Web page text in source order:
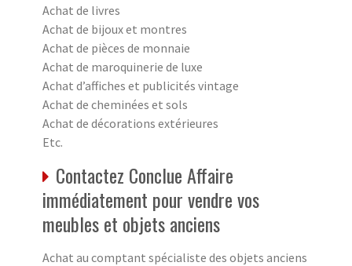
Achat de livres
Achat de bijoux et montres
Achat de pièces de monnaie
Achat de maroquinerie de luxe
Achat d’affiches et publicités vintage
Achat de cheminées et sols
Achat de décorations extérieures
Etc.
Contactez Conclue Affaire
immédiatement pour vendre vos
meubles et objets anciens
Achat au comptant spécialiste des objets anciens